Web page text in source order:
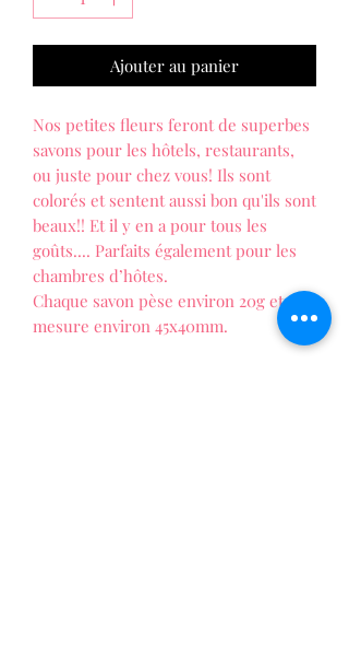
Ajouter au panier
Nos petites fleurs feront de superbes
savons pour les hôtels, restaurants,
ou juste pour chez vous! Ils sont
colorés et sentent aussi bon qu'ils sont
beaux!! Et il y en a pour tous les
goûts.... Parfaits également pour les
chambres d’hôtes.
Chaque savon pèse environ 20g et
mesure environ 45x40mm.